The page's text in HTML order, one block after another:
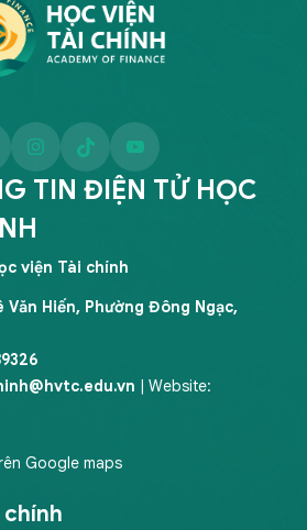
chính
TIN ĐIỆN TỬ HỌC
viện Tài chính
Văn Hiến, Phường Đông Ngạc,
| Website:
Google maps